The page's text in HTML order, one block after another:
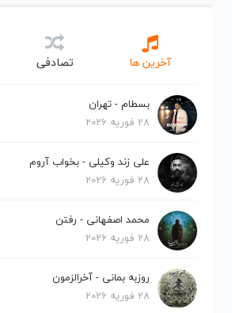
آخرین ها تصادفی
بسطام - تهران
28 فوریه 2026
علی زند وکیلی - بخواب آروم
28 فوریه 2026
محمد اصفهانی - رفتن
28 فوریه 2026
روزبه بمانی - آخرالزمون
28 فوریه 2026